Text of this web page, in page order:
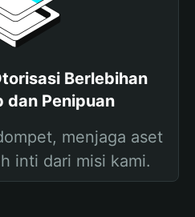
Berlebihan
dan Penipuan
menjaga aset
inti dari misi kami.